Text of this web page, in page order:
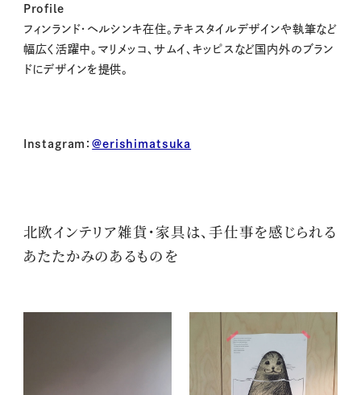
Profile
フィンランド・ヘルシンキ在住。テキスタイルデザインや執筆など
幅広く活躍中。マリメッコ、サムイ、キッピスなど国内外のブラン
ドにデザインを提供。
Instagram：@erishimatsuka
北欧インテリア雑貨・家具は、手仕事を感じられる
あたたかみのあるものを